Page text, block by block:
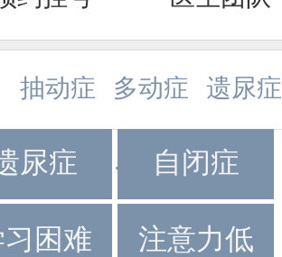
抽动症
·
多动症
·
遗尿症
尿症 自闭症
困难 注意力低